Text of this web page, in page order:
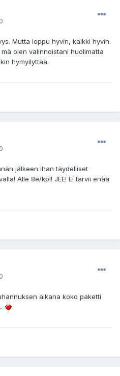
Mutta loppu hyvin, kaikki hyvin.
olen valinnoistani huolimatta
hymyilyttää.
jälkeen ihan täydelliset
Alle 8e/kpl! JEE! Ei tarvii enää
aikana koko paketti